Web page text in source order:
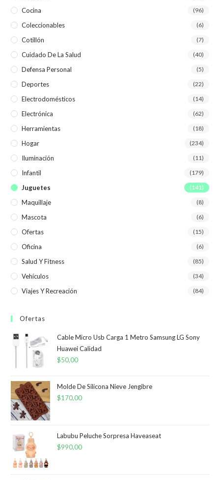
Cocina (96)
Coleccionables (6)
Cotillón (7)
Cuidado De La Salud (40)
Defensa Personal (5)
Deportes (22)
Electrodomésticos (14)
Electrónica (62)
Herramientas (18)
Hogar (234)
Iluminación (11)
Infantil (179)
Juguetes (141)
Maquillaje (8)
Mascota (6)
Ofertas (15)
Oficina (6)
Salud Y Fitness (85)
Vehículos (34)
Viajes Y Recreación (84)
Ofertas
Cable Micro Usb Carga 1 Metro Samsung LG Sony
Huawei Calidad
$50,00
Molde De Silicona Nieve Jengibre
$170,00
Labubu Peluche Sorpresa Haveaseat
$990,00